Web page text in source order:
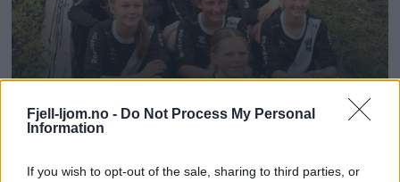
Fjell-ljom.no - Do Not Process My Personal
Information
If you wish to opt-out of the sale, sharing to third parties, or